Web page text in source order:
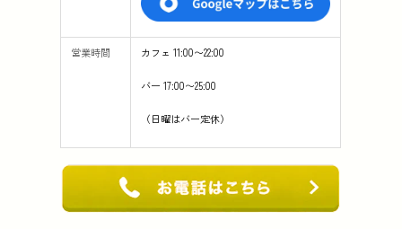
営業時間 カフェ 11:00〜22:00
バー 17:00〜25:00
（日曜はバー定休）